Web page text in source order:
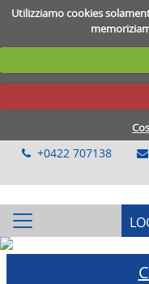
Utilizziamo cookies
+0422 707138